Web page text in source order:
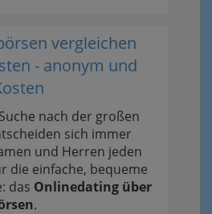
vergleichen
- anonym und
nach der großen
sich immer
und Herren jeden
die einfache, bequeme
das Onlinedating über
.